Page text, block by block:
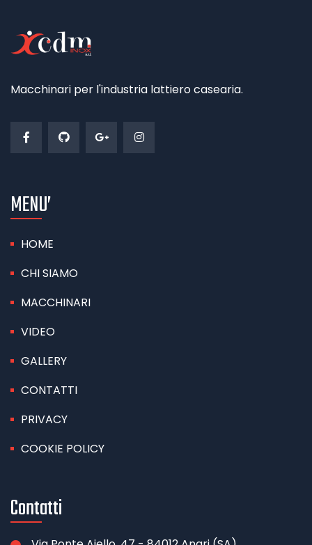
Macchinari per l'industria lattiero casearia.
MENU’
HOME
CHI SIAMO
MACCHINARI
VIDEO
GALLERY
CONTATTI
PRIVACY
COOKIE POLICY
Contatti